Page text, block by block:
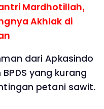
Mardhotillah,
Akhlak di
dari Apkasindo
yang kurang
petani sawit.